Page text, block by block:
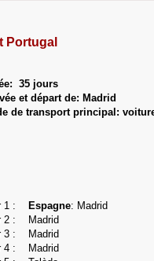
Portugal
35 jours
et départ de: Madrid
de transport principal:
1 : Espagne: Madrid
2 : Madrid
3 : Madrid
4 : Madrid